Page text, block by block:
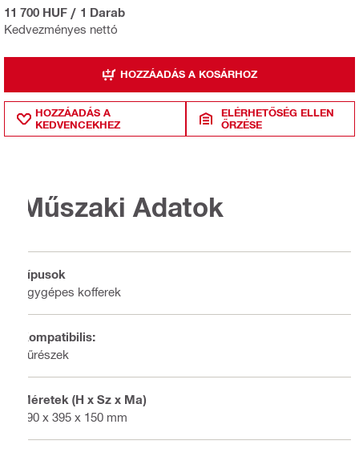
Kedvezményes nettó
11 700 HUF / 1 Darab
HOZZÁADÁS A KOSÁRHOZ
HOZZÁADÁS A
KEDVENCEKHEZ
ELÉRHETŐSÉG ELLEN
ŐRZÉSE
Műszaki Adatok
Típusok
Egygépes kofferek
Kompatibilis:
Fűrészek
Méretek (H x Sz x Ma)
490 x 395 x 150 mm